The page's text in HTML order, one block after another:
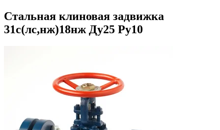
Стальная клиновая задвижка
31с(лс,нж)18нж Ду25 Ру10